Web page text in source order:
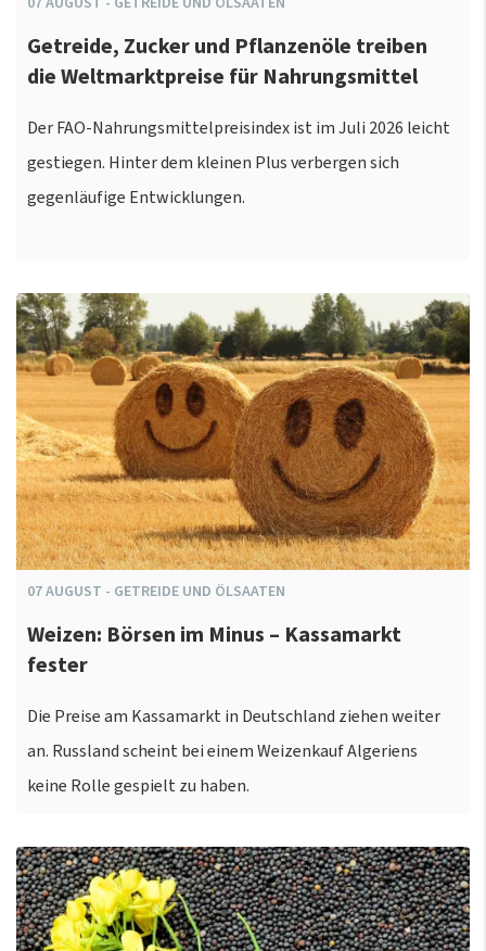
Getreide, Zucker und Pflanzenöle treiben
die Weltmarktpreise für Nahrungsmittel
Der FAO-Nahrungsmittelpreisindex ist im Juli 2026 leicht
gestiegen. Hinter dem kleinen Plus verbergen sich
gegenläufige Entwicklungen.
07AUGUST - GETREIDE UND ÖLSAATEN
Weizen: Börsen im Minus – Kassamarkt
fester
Die Preise am Kassamarkt in Deutschland ziehen weiter
an. Russland scheint bei einem Weizenkauf Algeriens
keine Rolle gespielt zu haben.